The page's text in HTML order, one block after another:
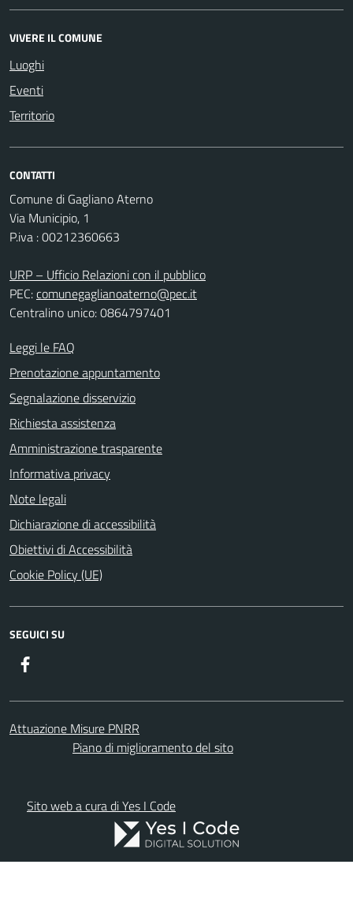
VIVERE IL COMUNE
Luoghi
Eventi
Territorio
CONTATTI
Comune di Gagliano Aterno
Via Municipio, 1
P.iva : 00212360663
URP – Ufficio Relazioni con il pubblico
PEC:comunegaglianoaterno@pec.it
Centralino unico: 0864797401
Leggi le FAQ
Prenotazione appuntamento
Segnalazione disservizio
Richiesta assistenza
Amministrazione trasparente
Informativa privacy
Note legali
Dichiarazione di accessibilità
Obiettivi di Accessibilità
Cookie Policy (UE)
SEGUICI SU
Attuazione Misure PNRR
Piano di miglioramento del sito
Sito web a cura di Yes I Code